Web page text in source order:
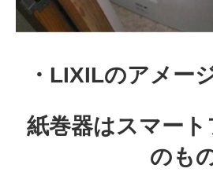
・LIXILのアメー
紙巻器はスマー
のも